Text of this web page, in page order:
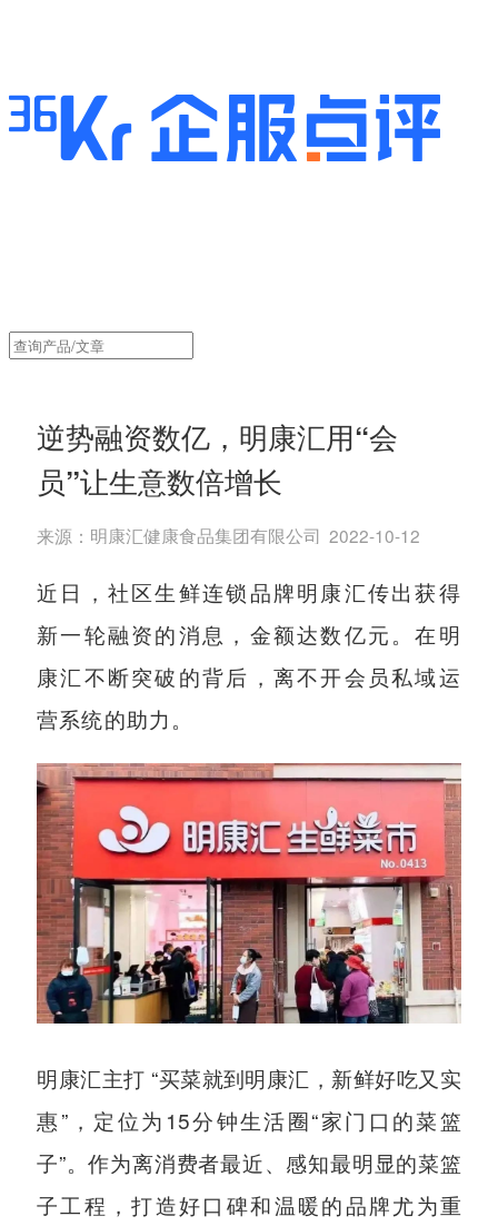
逆势融资数亿，明康汇用“会
员”让生意数倍增长
来源： 明康汇健康食品集团有限公司 2022-10-12
近日，社区生鲜连锁品牌明康汇传出获得
新一轮融资的消息，金额达数亿元。在明
康汇不断突破的背后，离不开会员私域运
营系统的助力。
明康汇主打 “买菜就到明康汇，新鲜好吃又实
惠”，定位为15分钟生活圈“家门口的菜篮
子”。作为离消费者最近、感知最明显的菜篮
子工程，打造好口碑和温暖的品牌尤为重